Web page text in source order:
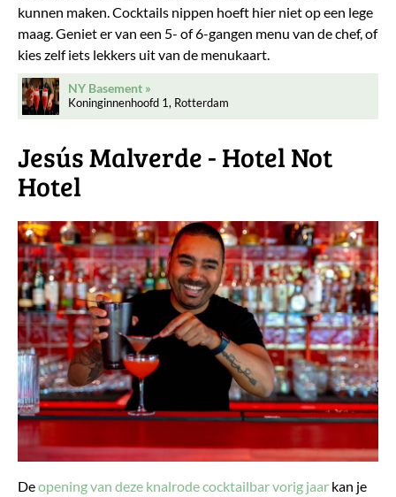
kunnen maken. Cocktails nippen hoeft hier niet op een lege
maag. Geniet er van een 5- of 6-gangen menu van de chef, of
kies zelf iets lekkers uit van de menukaart.
NY Basement
Koninginnenhoofd 1, Rotterdam
Jesús Malverde - Hotel Not
Hotel
Deopening van deze knalrode cocktailbar vorig jaar kan je